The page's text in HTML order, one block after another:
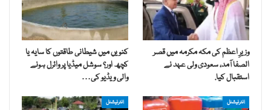
وزیرِ اعظم کی مکہ مکرمہ میں قصر
الصفا آمد، سعودی ولی عہد نے
استقبال کیا.
کنویں میں شیطانی طاقتوں کا سایہ یا
کچھ اور؟ سوشل میڈیا پر وائرل ہونے
والی ویڈیو کی…
انٹرنیشنل انٹرنیشنل